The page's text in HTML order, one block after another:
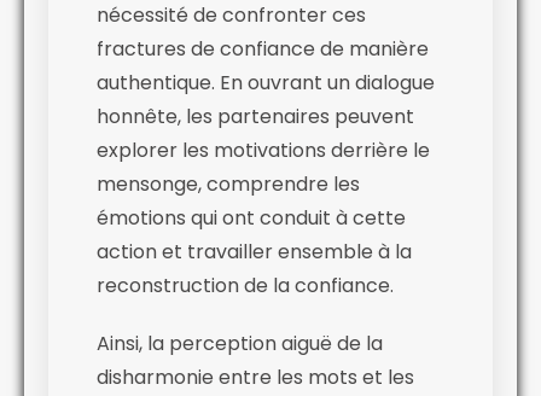
nécessité de confronter ces
fractures de confiance de manière
authentique. En ouvrant un dialogue
honnête, les partenaires peuvent
explorer les motivations derrière le
mensonge, comprendre les
émotions qui ont conduit à cette
action et travailler ensemble à la
reconstruction de la confiance.
Ainsi, la perception aiguë de la
disharmonie entre les mots et les